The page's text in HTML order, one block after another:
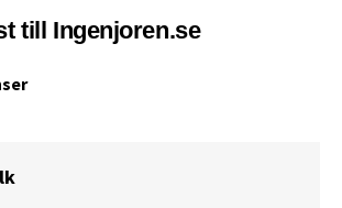
till Ingenjoren.se